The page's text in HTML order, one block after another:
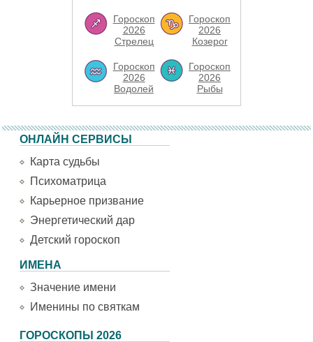
Гороскоп
2026
Стрелец
Гороскоп
2026
Козерог
Гороскоп
2026
Водолей
Гороскоп
2026
Рыбы
ОНЛАЙН СЕРВИСЫ
Карта судьбы
Психоматрица
Карьерное призвание
Энергетический дар
Детский гороскоп
ИМЕНА
Значение имени
Именины по святкам
ГОРОСКОПЫ 2026